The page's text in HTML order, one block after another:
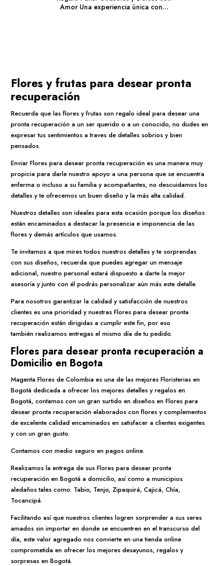
Amor Una experiencia única con...
Flores y frutas para desear pronta
recuperación
Recuerda que las flores y frutas son regalo ideal para desear una
pronta recuperación a un ser querido o a un conocido, no dudes en
expresar tus sentimientos a traves de detalles sobrios y bien
pensados.
Enviar Flores para desear pronta recuperación es una manera muy
propicia para darle nuestro apoyo a una persona que se encuentra
enferma o incluso a su familia y acompañantes, no descuidamos los
detalles y te ofrecemos un buen diseño y la más alta calidad.
Nuestros detalles son ideales para esta ocasión porque los diseños
están encaminados a destacar la presencia e imponencia de las
flores y demás artículos que usamos.
Te invitamos a que mires todos nuestros detalles y te sorprendas
con sus diseños, recuerda que puedes agregar un mensaje
adicional, nuestro personal estará dispuesto a darte la mejor
asesoría y junto con él podrás personalizar aún más este detalle.
Para nosotros garantizar la calidad y satisfacción de nuestros
clientes es una prioridad y nuestras Flores para desear pronta
recuperación están dirigidas a cumplir este fin, por eso
también realizamos entregas el mismo día de tu pedido.
Flores para desear pronta recuperación a
Domicilio en Bogota
Magenta Flores de Colombia es una de las mejores Floristerias en
Bogotá dedicada a ofrecer los mejores detalles y regalos en
Bogotá, contamos con un gran surtido en diseños en Flores para
desear pronta recuperación elaborados con flores y complementos
de excelente calidad encaminados en satisfacer a clientes exigentes
y con un gran gusto.
Contamos con medio seguro en pagos online.
Realizamos la entrega de sus Flores para desear pronta
recuperación en Bogotá a domicilio, así como a municipios
aledaños tales como: Tabio, Tenjo, Zipaquirá, Cajicá, Chía,
Tocancipá.
Facilitando así que nuestros clientes logren sorprender a sus seres
amados sin importar en donde se encuentren en el transcurso del
día, este valor agregado nos convierte en una tienda online
comprometida en ofrecer los mejores desayunos, regalos y
sorpresas en Bogotá.